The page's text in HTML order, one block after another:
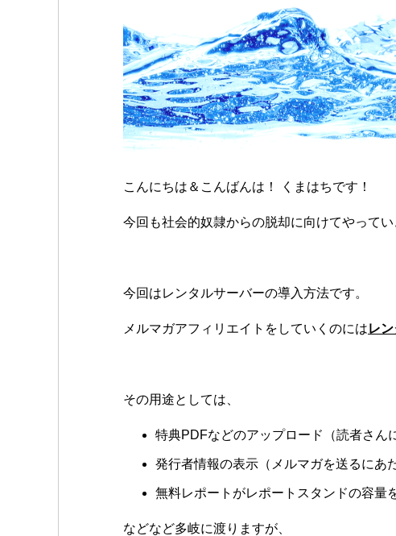
こんにちは＆こんばんは！ くまはちです！
今回も社会的奴隷からの脱却に向けてやって
今回はレンタルサーバーの導入方法です。
メルマガアフィリエイトをしていくのにはレ
その用途としては、
特典PDFなどのアップロード（読者さん
発行者情報の表示（メルマガを送るにあ
無料レポートがレポートスタンドの容量
などなど多岐に渡りますが、